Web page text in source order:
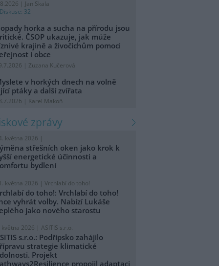
| Jan Skala
Diskuse: 32
horka a sucha na přírodu jsou
ČSOP ukazuje, jak může
krajině a živočichům pomoci
i obce
| Zuzana Kučerová
v horkých dnech na volně
ptáky a další zvířata
| Karel Makoň
zprávy
května 2026 |
střešních oken jako krok k
energetické účinnosti a
bydlení
května 2026 | Vrchlabí do toho!
do toho!: Vrchlabí do toho!
vyhrát volby. Nabízí Lukáše
jako nového starostu
května 2026 | ASITIS s.r.o.
s.r.o.: Podřipsko zahájilo
strategie klimatické
Projekt
propojil adaptaci